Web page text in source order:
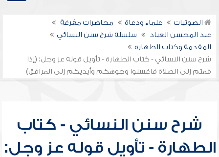
الصوتيات علماء ودعاة
محاضرات مفرغة
عبد المحسن العباد
سلسلة شرح سنن النسائي
المقدمة وكتاب الطهارة
شرح سنن النسائي - كتاب الطهارة - تأويل قوله عز وجل: (إذا
قمتم إلى الصلاة فاغسلوا وجوهكم وأيديكم إلى المرافق)
شرح سنن النسائي - كتاب
الطهارة - تأويل قوله عز وجل: